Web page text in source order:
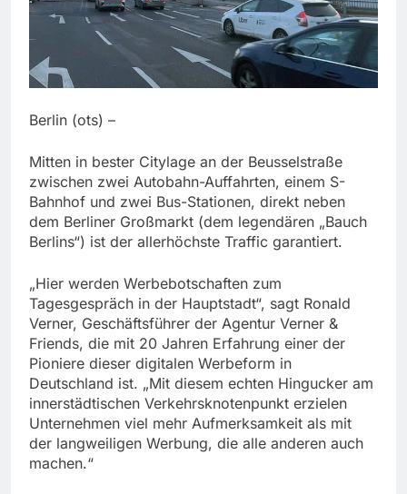
Berlin (ots) –
Mitten in bester Citylage an der Beusselstraße
zwischen zwei Autobahn-Auffahrten, einem S-
Bahnhof und zwei Bus-Stationen, direkt neben
dem Berliner Großmarkt (dem legendären „Bauch
Berlins“) ist der allerhöchste Traffic garantiert.
„Hier werden Werbebotschaften zum
Tagesgespräch in der Hauptstadt“, sagt Ronald
Verner, Geschäftsführer der Agentur Verner &
Friends, die mit 20 Jahren Erfahrung einer der
Pioniere dieser digitalen Werbeform in
Deutschland ist. „Mit diesem echten Hingucker am
innerstädtischen Verkehrsknotenpunkt erzielen
Unternehmen viel mehr Aufmerksamkeit als mit
der langweiligen Werbung, die alle anderen auch
machen.“